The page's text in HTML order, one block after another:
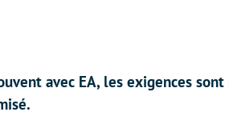
avec EA, les exigences